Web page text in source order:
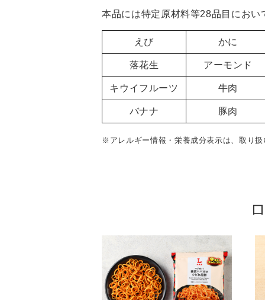
本品には特定原材料等28品目におい
えび かに
落花生 アーモンド
キウイフルーツ 牛肉
バナナ 豚肉
※アレルギー情報・栄養成分表示は、取り